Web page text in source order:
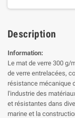
Description
Information:
Le mat de verre 300 g/
de verre entrelacées,
résistance mécanique
l'industrie des
et résistantes dans
marine et la